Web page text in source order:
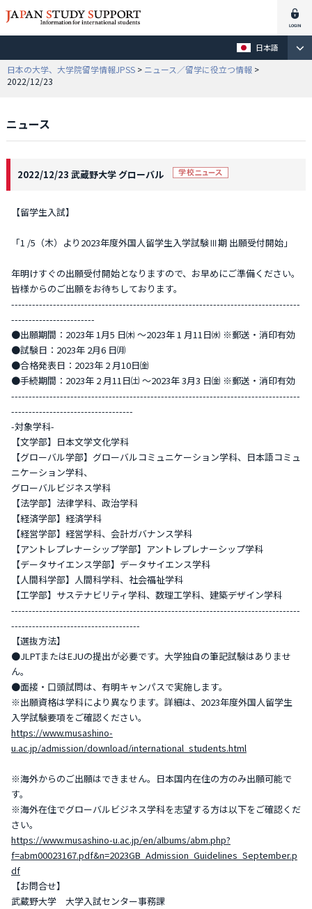
日本語
日本の大学、大学院留学情報JPSS > ニュース／留学に役立つ情報 >
2022/12/23
ニュース
2022/12/23 武蔵野大学 グローバル
【留学生入試】
「1 /5（木）より2023年度外国人留学生入学試験Ⅲ期 出願受付開始」
年明けすぐの出願受付開始となりますので、お早めにご準備ください。
皆様からのご出願をお待ちしております。
-----------------------------------------------------------------------------------
------------------------
●出願期間：2023年 1月5 日㈭ ～2023年 1 月11日㈬ ※郵送・消印有効
●試験日：2023年 2月6 日㈪
●合格発表日：2023年 2 月10日㈮
●手続期間：2023年 2 月11日㈯ ～2023年 3月3 日㈮ ※郵送・消印有効
-----------------------------------------------------------------------------------
-----------------------------------
-対象学科-
【文学部】日本文学文化学科
【グローバル学部】グローバルコミュニケーション学科、日本語コミュ
ニケーション学科、
グローバルビジネス学科
【法学部】法律学科、政治学科
【経済学部】経済学科
【経営学部】経営学科、会計ガバナンス学科
【アントレプレナーシップ学部】アントレプレナーシップ学科
【データサイエンス学部】データサイエンス学科
【人間科学部】人間科学科、社会福祉学科
【工学部】サステナビリティ学科、数理工学科、建築デザイン学科
-----------------------------------------------------------------------------------
-------------------------------------
【選抜方法】
●JLPTまたはEJUの提出が必要です。大学独自の筆記試験はありませ
ん。
●面接・口頭試問は、有明キャンパスで実施します。
※出願資格は学科により異なります。詳細は、2023年度外国人留学生
入学試験要項をご確認ください。
https://www.musashino-
u.ac.jp/admission/download/international_students.html
※海外からのご出願はできません。日本国内在住の方のみ出願可能で
す。
※海外在住でグローバルビジネス学科を志望する方は以下をご確認くだ
さい。
https://www.musashino-u.ac.jp/en/albums/abm.php?
f=abm00023167.pdf&n=2023GB_Admission_Guidelines_September.p
df
【お問合せ】
武蔵野大学 大学入試センター事務課